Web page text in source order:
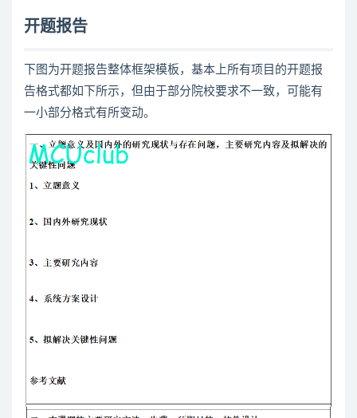
开题报告
下图为开题报告整体框架模板，基本上所有项目的开题报
告格式都如下所示，但由于部分院校要求不一致，可能有
一小部分格式有所变动。